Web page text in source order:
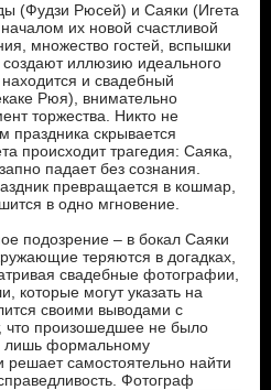
(Фудзи Рюсей) и Саяки (Игета
их новой счастливой
множество гостей, вспышки
иллюзию идеального
и свадебный
Рюя), внимательно
торжества. Никто не
праздника скрывается
происходит трагедия: Саяка,
падает без сознания.
превращается в кошмар,
в одно мгновение.
подозрение – в бокал Саяки
теряются в догадках,
свадебные фотографии,
которые могут указать на
своими выводами с
что произошедшее не было
лишь формальному
решает самостоятельно найти
Фотограф